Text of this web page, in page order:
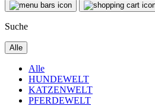
Suche
Alle
Alle
HUNDEWELT
KATZENWELT
PFERDEWELT